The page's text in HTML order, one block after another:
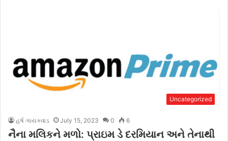
Uncategorized
હર્ષ ગાયક્વાડ July 15, 2023 0 6
નૈના મલિકને મળો: પ્રાઇમ ડે દરમિયાન અને તેનાથી